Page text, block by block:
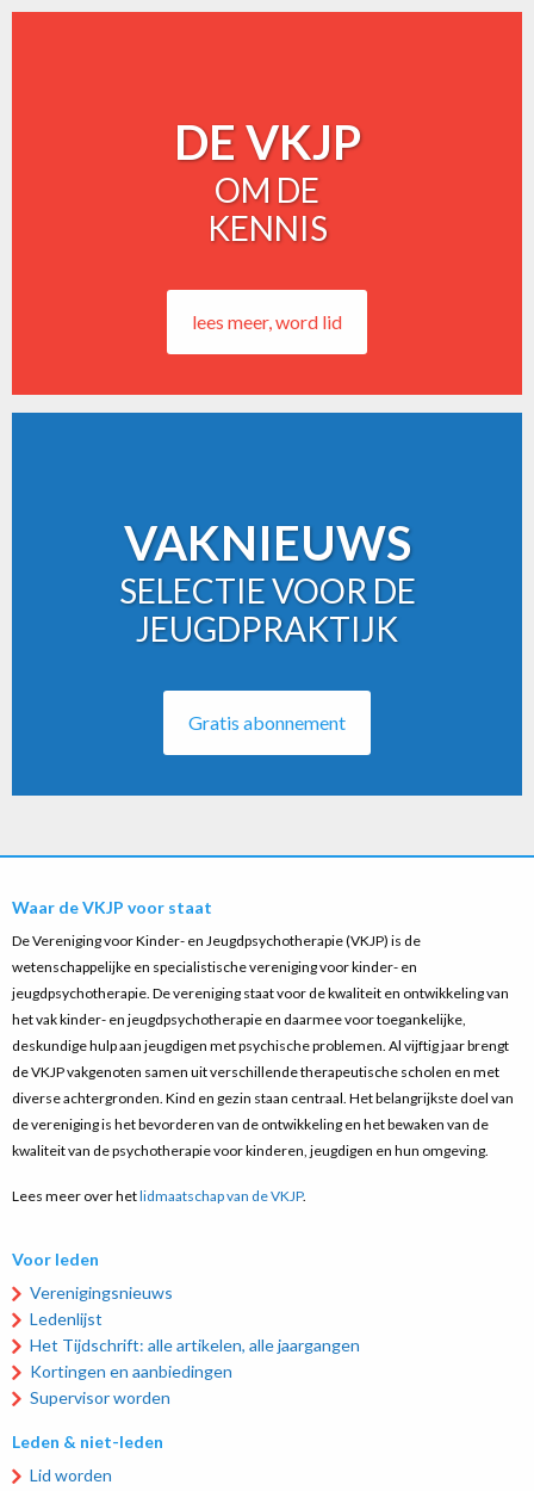
DE VKJP
OM DE
KENNIS
lees meer, word lid
VAKNIEUWS
SELECTIE VOOR DE
JEUGDPRAKTIJK
Gratis abonnement
Waar de VKJP voor staat
De Vereniging voor Kinder- en Jeugdpsychotherapie (VKJP) is de
wetenschappelijke en specialistische vereniging voor kinder- en
jeugdpsychotherapie. De vereniging staat voor de kwaliteit en ontwikkeling van
het vak kinder- en jeugdpsychotherapie en daarmee voor toegankelijke,
deskundige hulp aan jeugdigen met psychische problemen. Al vijftig jaar brengt
de VKJP vakgenoten samen uit verschillende therapeutische scholen en met
diverse achtergronden. Kind en gezin staan centraal. Het belangrijkste doel van
de vereniging is het bevorderen van de ontwikkeling en het bewaken van de
kwaliteit van de psychotherapie voor kinderen, jeugdigen en hun omgeving.
Lees meer over hetlidmaatschap van de VKJP.
Voor leden
Verenigingsnieuws
Ledenlijst
Het Tijdschrift: alle artikelen, alle jaargangen
Kortingen en aanbiedingen
Supervisor worden
Leden & niet-leden
Lid worden